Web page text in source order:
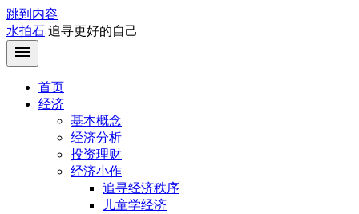
跳到内容
水拍石 追寻更好的自己
首页
经济
基本概念
经济分析
投资理财
经济小作
追寻经济秩序
儿童学经济